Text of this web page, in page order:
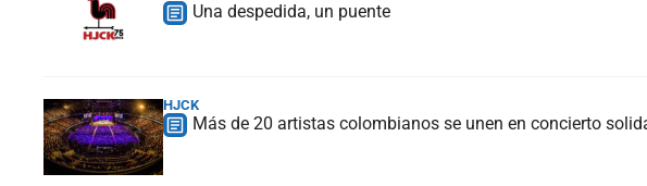
Una despedida, un puente
HJCK
Más de 20 artistas colombianos se unen en concierto